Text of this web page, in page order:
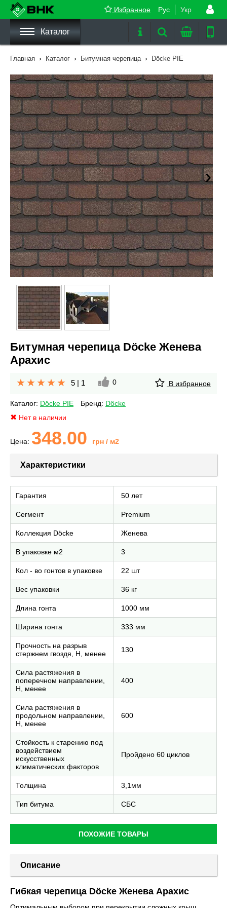
Рус Укр
Избранное
Каталог
Главная › Каталог › Битумная черепица › Döcke PIE
›
Битумная черепица Döcke Женева
Арахис
5 | 1 0 В избранное
Каталог: Döcke PIE Бренд: Döcke
Нет в наличии
Цена: 348.00 грн / м2
Характеристики
Гарантия 50 лет
Сегмент Premium
Коллекция Döcke Женева
В упаковке м2 3
Кол - во гонтов в упаковке 22 шт
Вес упаковки 36 кг
Длина гонта 1000 мм
Ширина гонта 333 мм
Прочность на разрыв
стержнем гвоздя, H, менее
130
Сила растяжения в
поперечном направлении,
H, менее
400
Сила растяжения в
продольном направлении,
H, менее
600
Стойкость к старению под
воздействием
искусственных
климатических факторов
Пройдено 60 циклов
Толщина 3,1мм
Тип битума СБС
ПОХОЖИЕ ТОВАРЫ
Описание
Гибкая черепица Döcke Женева Арахис